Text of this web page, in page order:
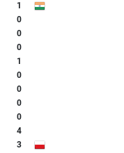
1
0
0
0
1
0
0
0
0
4
3